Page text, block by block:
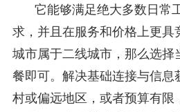
它能够满足绝大多数日常
求，并且在服务和价格上更具
城市属于二线城市，那么选择
餐即可。解决基础连接与信息
村或偏远地区，或者预算有限